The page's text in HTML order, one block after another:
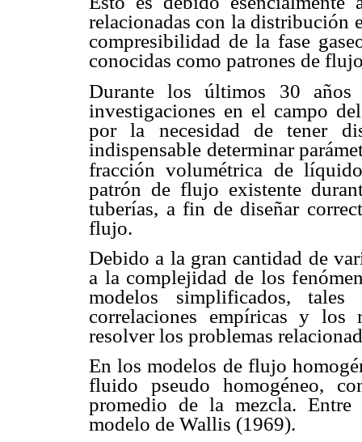
relacionadas con la distribución
compresibilidad de la fase
conocidas como patrones de
Durante los últimos 30
investigaciones en el campo
por la necesidad de tener
indispensable determinar
fracción volumétrica de
patrón de flujo existente
tuberías, a fin de diseñar
flujo.
Debido a la gran cantidad de
a la complejidad de los
modelos simplificados,
correlaciones empíricas y los
resolver los problemas
En los modelos de flujo
fluido pseudo homogéneo,
promedio de la mezcla.
modelo de Wallis (1969).